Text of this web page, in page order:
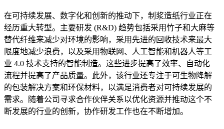
在可持续发展、数字化和创新的推动下，制浆造纸行业正在
经历重大转型。主要研发 (R&D) 趋势包括采用竹子和大麻等
替代纤维来减少对环境的影响，采用先进的回收技术来最大
限度地减少浪费，以及采用物联网、人工智能和机器人等工
业 4.0 技术支持的智能制造。这些进步提高了效率、自动化
流程并提高了产品质量。此外，该行业还专注于可生物降解
的包装解决方案和环保材料，以满足消费者对可持续发展的
需求。随着公司寻求合作伙伴关系以优化资源并推动这个不
断发展的行业的创新，协作研发工作也在不断增加。